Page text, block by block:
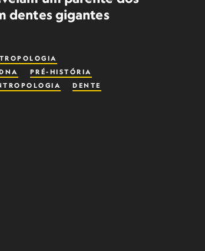
dentes gigantes
PRÉ-HISTÓRIA
DENTE